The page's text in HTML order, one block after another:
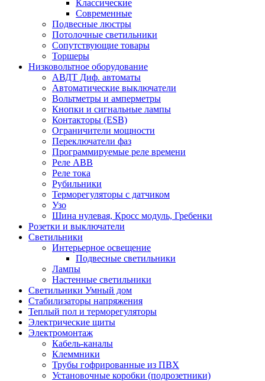
Классические
Современные
Подвесные люстры
Потолочные светильники
Сопутствующие товары
Торшеры
Низковольтное оборудование
АВДT Диф. автоматы
Автоматические выключатели
Вольтметры и амперметры
Кнопки и сигнальные лампы
Контакторы (ESB)
Ограничители мощности
Переключатели фаз
Программируемые реле времени
Реле ABB
Реле тока
Рубильники
Терморегуляторы с датчиком
Узо
Шина нулевая, Кросс модуль, Гребенки
Розетки и выключатели
Светильники
Интерьерное освещение
Подвесные светильники
Лампы
Настенные светильники
Светильники Умный дом
Стабилизаторы напряжения
Теплый пол и терморегуляторы
Электрические щиты
Электромонтаж
Кабель-каналы
Клеммники
Трубы гофрированные из ПВХ
Установочные коробки (подрозетники)